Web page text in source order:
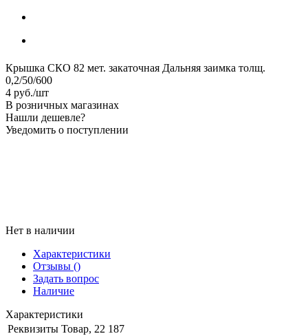
Крышка СКО 82 мет. закаточная Дальняя заимка толщ.
0,2/50/600
4 руб./шт
В розничных магазинах
Нашли дешевле?
Уведомить о поступлении
Нет в наличии
Характеристики
Отзывы ()
Задать вопрос
Наличие
Характеристики
Реквизиты Товар, 22 187